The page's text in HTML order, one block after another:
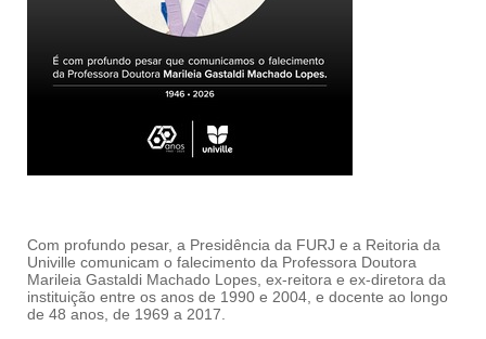
Com profundo pesar, a Presidência da FURJ e a Reitoria da
Univille comunicam o falecimento da Professora Doutora
Marileia Gastaldi Machado Lopes, ex-reitora e ex-diretora da
instituição entre os anos de 1990 e 2004, e docente ao longo
de 48 anos, de 1969 a 2017.